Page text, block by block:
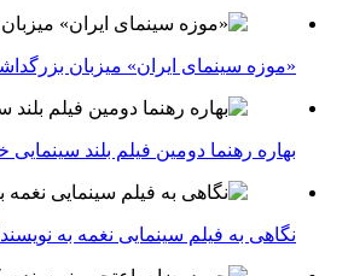
«موزه سینمای ایران» میزبان
بهاره رهنما دومین فیلم بلند سینمایی
نگاهی به فیلم سینمایی نغمه به